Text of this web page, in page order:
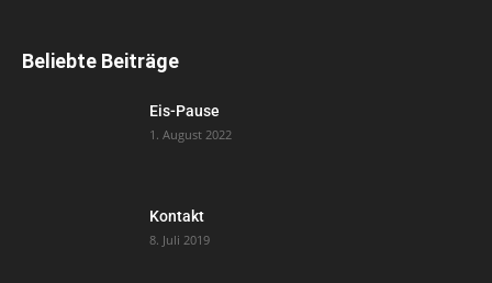
Beliebte Beiträge
Eis-Pause
1. August 2022
Kontakt
8. Juli 2019